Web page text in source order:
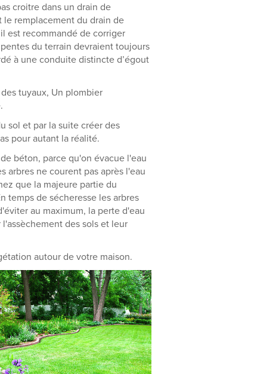
croitre dans un drain de
le remplacement du drain de
est recommandé de corriger
du terrain devraient toujours
à une conduite distincte d’égout
tuyaux, Un plombier
sol et par la suite créer des
pour autant la réalité.
béton, parce qu'on évacue l'eau
arbres ne courent pas après l'eau
que la majeure partie du
temps de sécheresse les arbres
au maximum, la perte d'eau
des sols et leur
autour de votre maison.